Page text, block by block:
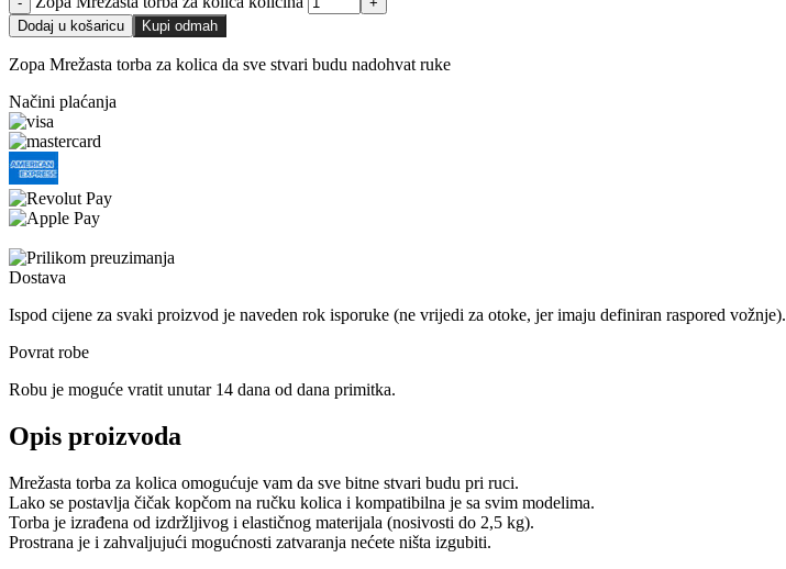
Dodaj u košaricu Kupi odmah
Zopa Mrežasta torba za kolica da sve stvari budu nadohvat ruke
Načini plaćanja
Dostava
Ispod cijene za svaki proizvod je naveden rok isporuke (ne vrijedi za otoke, jer imaju definiran raspored vožnje).
Povrat robe
Robu je moguće vratit unutar 14 dana od dana primitka.
Opis proizvoda
Mrežasta torba za kolica omogućuje vam da sve bitne stvari budu pri ruci.
Lako se postavlja čičak kopčom na ručku kolica i kompatibilna je sa svim modelima.
Torba je izrađena od izdržljivog i elastičnog materijala (nosivosti do 2,5 kg).
Prostrana je i zahvaljujući mogućnosti zatvaranja nećete ništa izgubiti.